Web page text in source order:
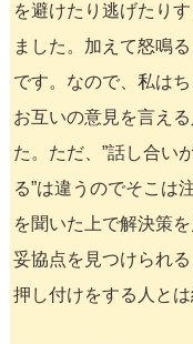
を避けたり逃げたり
ました。加えて怒鳴
です。なので、私は
お互いの意見を言え
た。ただ、”話し合い
る”は違うのでそこは
を聞いた上で解決策
妥協点を見つけられ
押し付けをする人と